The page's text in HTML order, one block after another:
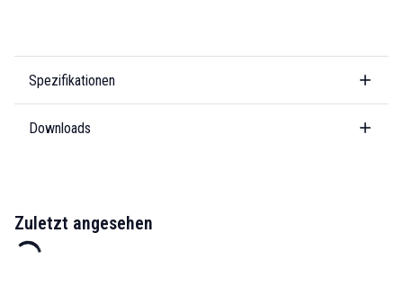
Spezifikationen
Downloads
Zuletzt angesehen